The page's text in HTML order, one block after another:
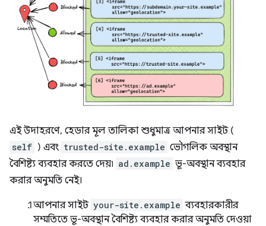
এই উদাহরণে, হেডার মূল তালিকা শুধুমাত্র আপনার সাইট (
self ) এবং trusted-site.example ভৌগলিক অবস্থান
বৈশিষ্ট্য ব্যবহার করতে দেয়৷ ad.example ভূ-অবস্থান ব্যবহার
করার অনুমতি নেই।
আপনার সাইট your-site.example ব্যবহারকারীর
সম্মতিতে ভূ-অবস্থান বৈশিষ্ট্য ব্যবহার করার অনুমতি দেওয়া